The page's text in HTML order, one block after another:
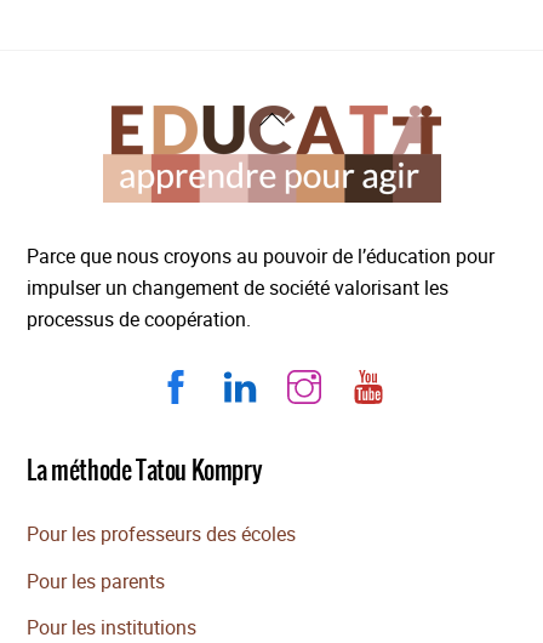
Back
To
Top
Parce que nous croyons au pouvoir de l’éducation pour
impulser un changement de société valorisant les
processus de coopération.
La méthode Tatou Kompry
Pour les professeurs des écoles
Pour les parents
Pour les institutions